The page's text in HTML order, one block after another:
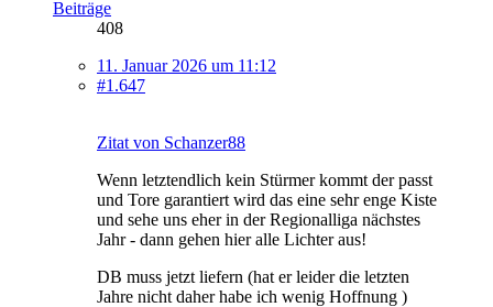
Beiträge
408
11. Januar 2026 um 11:12
#1.647
Zitat von Schanzer88
Wenn letztendlich kein Stürmer kommt der passt
und Tore garantiert wird das eine sehr enge Kiste
und sehe uns eher in der Regionalliga nächstes
Jahr - dann gehen hier alle Lichter aus!
DB muss jetzt liefern (hat er leider die letzten
Jahre nicht daher habe ich wenig Hoffnung )